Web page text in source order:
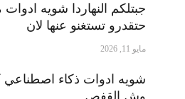
جبتلكم النهاردا شويه
حتقدرو تستغنو عنها لان
مايو 11, 2026
شويه ادوات ذكاء
وش القفص